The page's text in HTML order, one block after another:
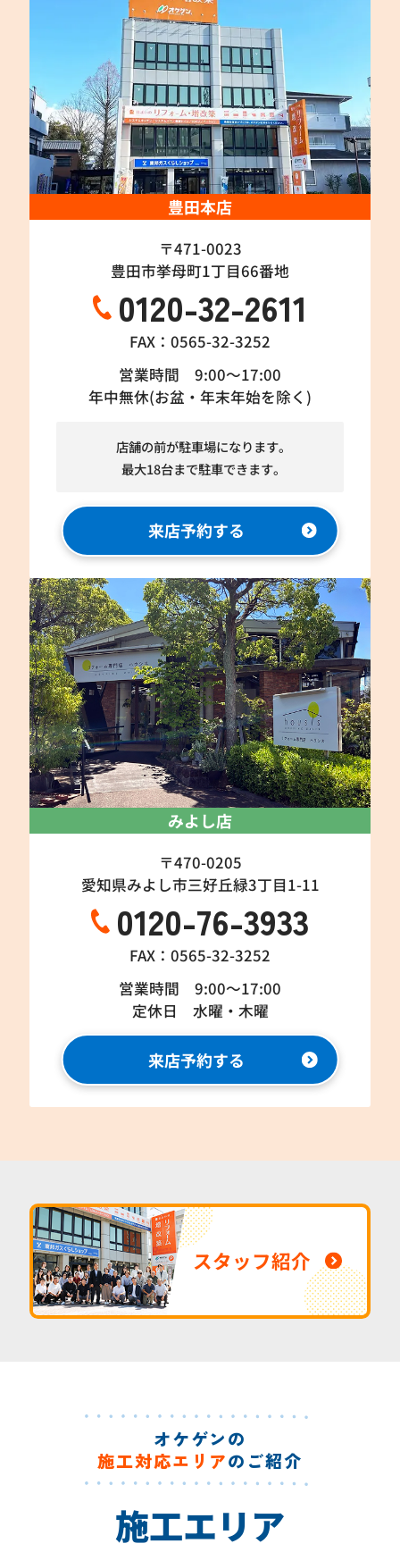
豊田本店
〒471-0023
豊田市挙母町1丁目66番地
0120-32-2611
FAX：0565-32-3252
営業時間 9:00～17:00
年中無休(お盆・年末年始を除く)
店舗の前が駐車場になります。
最大18台まで駐車できます。
来店予約する
みよし店
〒470-0205
愛知県みよし市三好丘緑3丁目1-11
0120-76-3933
FAX：0565-32-3252
営業時間 9:00～17:00
定休日 水曜・木曜
来店予約する
スタッフ紹介
オケゲンの
施工対応エリアのご紹介
施工エリア